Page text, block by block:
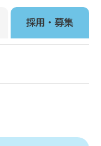
採用・募集